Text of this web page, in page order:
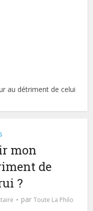
au détriment de celui
mon
de
?
par Toute La Philo